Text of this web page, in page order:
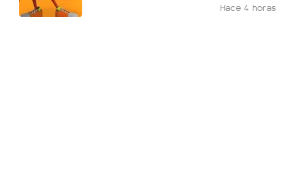
Hace 4 horas